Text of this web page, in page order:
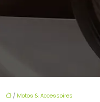
/ Motos & Accessoires